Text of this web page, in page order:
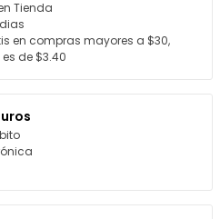
Tienda
en compras mayores a $30,
de $3.40